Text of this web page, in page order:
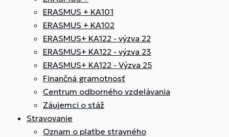
ERASMUS + KA101
ERASMUS + KA102
ERASMUS+ KA122 - výzva 22
ERASMUS+ KA122 - výzva 23
ERASMUS+ KA122 - Výzva 25
Finančná gramotnosť
Centrum odborného vzdelávania
Záujemci o stáž
Stravovanie
Oznam o platbe stravného